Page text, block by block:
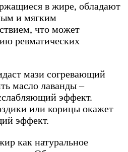
в жире, обладают
и мягким
что может
ревматических
мази согревающий
масло лаванды –
эффект.
или корицы окажет
эффект.
как натуральное